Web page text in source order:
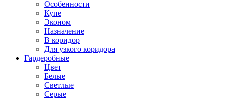
Особенности
Купе
Эконом
Назначение
В коридор
Для узкого коридора
Гардеробные
Цвет
Белые
Светлые
Серые